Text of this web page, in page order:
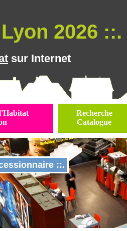
Lyon 2026 ::.
sur Internet
Recherche
Catalogue
::.